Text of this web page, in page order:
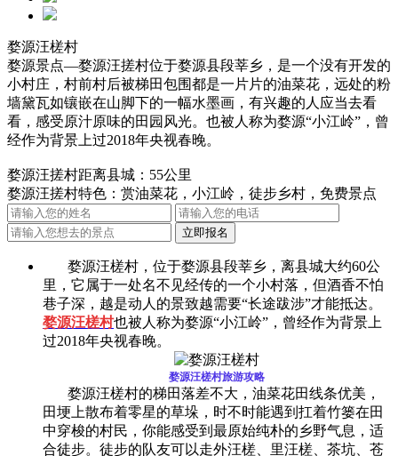
婺源汪槎村
婺源景点—婺源汪搓村位于婺源县段莘乡，是一个没有开发的
小村庄，村前村后被梯田包围都是一片片的油菜花，远处的粉
墙黛瓦如镶嵌在山脚下的一幅水墨画，有兴趣的人应当去看
看，感受原汁原味的田园风光。也被人称为婺源“小江岭”，曾
经作为背景上过2018年央视春晚。
婺源汪搓村距离县城：55公里
婺源汪搓村特色：赏油菜花，小江岭，徒步乡村，免费景点
婺源汪槎村，位于婺源县段莘乡，离县城大约60公
里，它属于一处名不见经传的一个小村落，但酒香不怕
巷子深，越是动人的景致越需要“长途跋涉”才能抵达。
婺源汪槎村也被人称为婺源“小江岭”，曾经作为背景上
过2018年央视春晚。
婺源汪槎村旅游攻略
婺源汪槎村的梯田落差不大，油菜花田线条优美，
田埂上散布着零星的草垛，时不时能遇到扛着竹篓在田
中穿梭的村民，你能感受到最原始纯朴的乡野气息，适
合徒步。徒步的队友可以走外汪槎、里汪槎、茶坑、苍